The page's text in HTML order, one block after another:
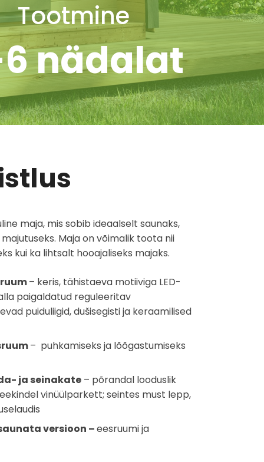
Tootmine
nädalat
maja, mis sobib ideaalselt saunaks,
Maja on võimalik toota nii
kui ka lihtsalt hooajaliseks majaks.
– keris, tähistaeva motiiviga LED-
paigaldatud reguleeritav
puiduliigid, dušisegisti ja keraamilised
– puhkamiseks ja lõõgastumiseks
ja seinakate – põrandal looduslik
vinüülparkett; seintes must lepp,
versioon –eesruumi ja